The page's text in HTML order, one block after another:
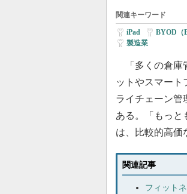
関連キーワード
iPad BYOD（
製造業
「多くの倉庫
ットやスマート
ライチェーン管
ある。「もっと
は、比較的高価
関連記事
フィット